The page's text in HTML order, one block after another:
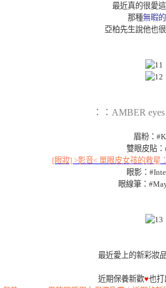
最近真的很愛
那種無暇
亞柏先生說他也
：：AMBER eyes
眉粉：
雙眼皮貼：
[眼妝] >影音< 單眼皮女孩的救星
眼影：
眼線筆：
最近愛上的新彩妝
近期保養新歡♥也打